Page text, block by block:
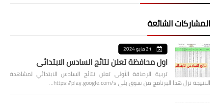
المشاركات الشائعة
21 مايو 2024
اول محافظة تعلن نتائج السادس الابتدائي
تربية الرصافة الأولى تعلن نتائج السادس الابتدائي لمشاهدة
النتيجة نزل هذا البرنامج من سوق بلي https://play.google.com/s…